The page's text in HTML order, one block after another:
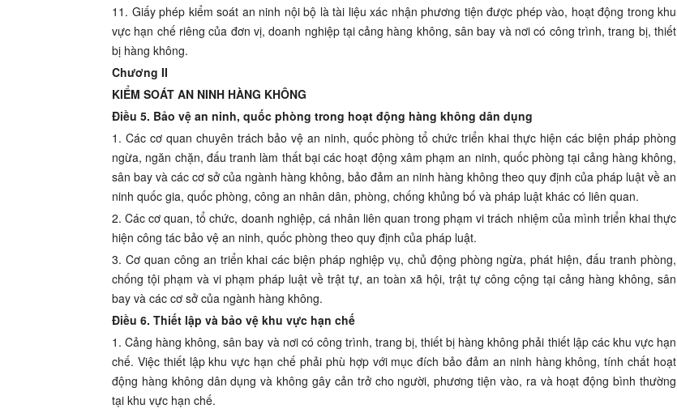
11. Giấy phép kiểm soát an ninh nội bộ là tài liệu xác nhận phương tiện được phép vào, hoạt động trong khu
vực hạn chế riêng của đơn vị, doanh nghiệp tại cảng hàng không, sân bay và nơi có công trình, trang bị, thiết
bị hàng không.
Chương II
KIỂM SOÁT AN NINH HÀNG KHÔNG
Điều 5. Bảo vệ an ninh, quốc phòng trong hoạt động hàng không dân dụng
1. Các cơ quan chuyên trách bảo vệ an ninh, quốc phòng tổ chức triển khai thực hiện các biện pháp phòng
ngừa, ngăn chặn, đấu tranh làm thất bại các hoạt động xâm phạm an ninh, quốc phòng tại cảng hàng không,
sân bay và các cơ sở của ngành hàng không, bảo đảm an ninh hàng không theo quy định của pháp luật về an
ninh quốc gia, quốc phòng, công an nhân dân, phòng, chống khủng bố và pháp luật khác có liên quan.
2. Các cơ quan, tổ chức, doanh nghiệp, cá nhân liên quan trong phạm vi trách nhiệm của mình triển khai thực
hiện công tác bảo vệ an ninh, quốc phòng theo quy định của pháp luật.
3. Cơ quan công an triển khai các biện pháp nghiệp vụ, chủ động phòng ngừa, phát hiện, đấu tranh phòng,
chống tội phạm và vi phạm pháp luật về trật tự, an toàn xã hội, trật tự công cộng tại cảng hàng không, sân
bay và các cơ sở của ngành hàng không.
Điều 6. Thiết lập và bảo vệ khu vực hạn chế
1. Cảng hàng không, sân bay và nơi có công trình, trang bị, thiết bị hàng không phải thiết lập các khu vực hạn
chế. Việc thiết lập khu vực hạn chế phải phù hợp với mục đích bảo đảm an ninh hàng không, tính chất hoạt
động hàng không dân dụng và không gây cản trở cho người, phương tiện vào, ra và hoạt động bình thường
tại khu vực hạn chế.